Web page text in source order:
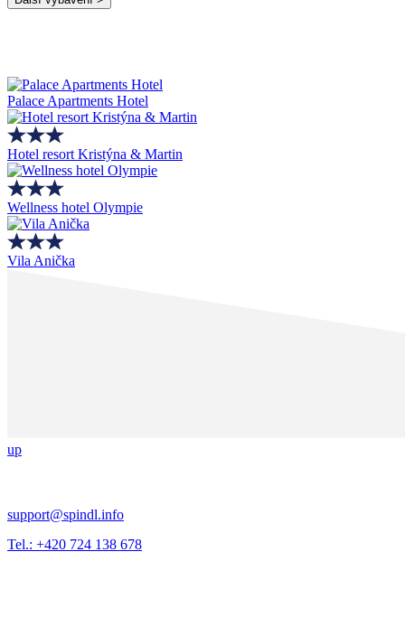
Palace Apartments Hotel
Hotel resort Kristýna & Martin
Wellness hotel Olympie
Vila Anička
up
support@spindl.info
Tel.: +420 724 138 678